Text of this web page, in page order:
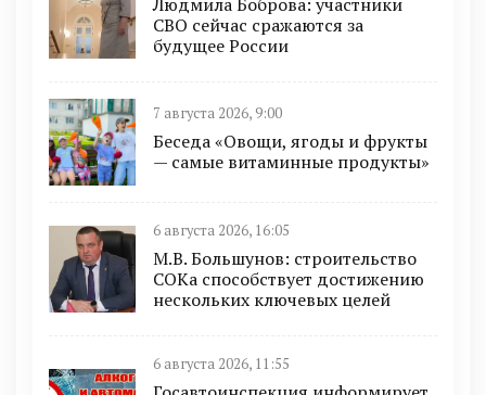
СВО сейчас сражаются за
будущее России
7 августа 2026, 9:00
Беседа «Овощи, ягоды и фрукты
— самые витаминные продукты»
6 августа 2026, 16:05
М.В. Большунов: строительство
СОКа способствует достижению
нескольких ключевых целей
6 августа 2026, 11:55